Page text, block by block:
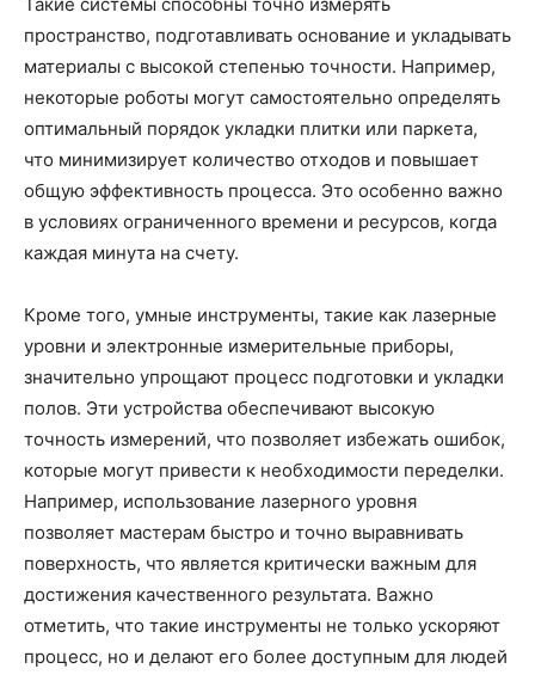
пространство, подготавливать основание и укладывать
материалы с высокой степенью точности. Например,
некоторые роботы могут самостоятельно определять
оптимальный порядок укладки плитки или паркета,
что минимизирует количество отходов и повышает
общую эффективность процесса. Это особенно важно
в условиях ограниченного времени и ресурсов, когда
каждая минута на счету.
Кроме того, умные инструменты, такие как лазерные
уровни и электронные измерительные приборы,
значительно упрощают процесс подготовки и укладки
полов. Эти устройства обеспечивают высокую
точность измерений, что позволяет избежать ошибок,
которые могут привести к необходимости переделки.
Например, использование лазерного уровня
позволяет мастерам быстро и точно выравнивать
поверхность, что является критически важным для
достижения качественного результата. Важно
отметить, что такие инструменты не только ускоряют
процесс, но и делают его более доступным для людей